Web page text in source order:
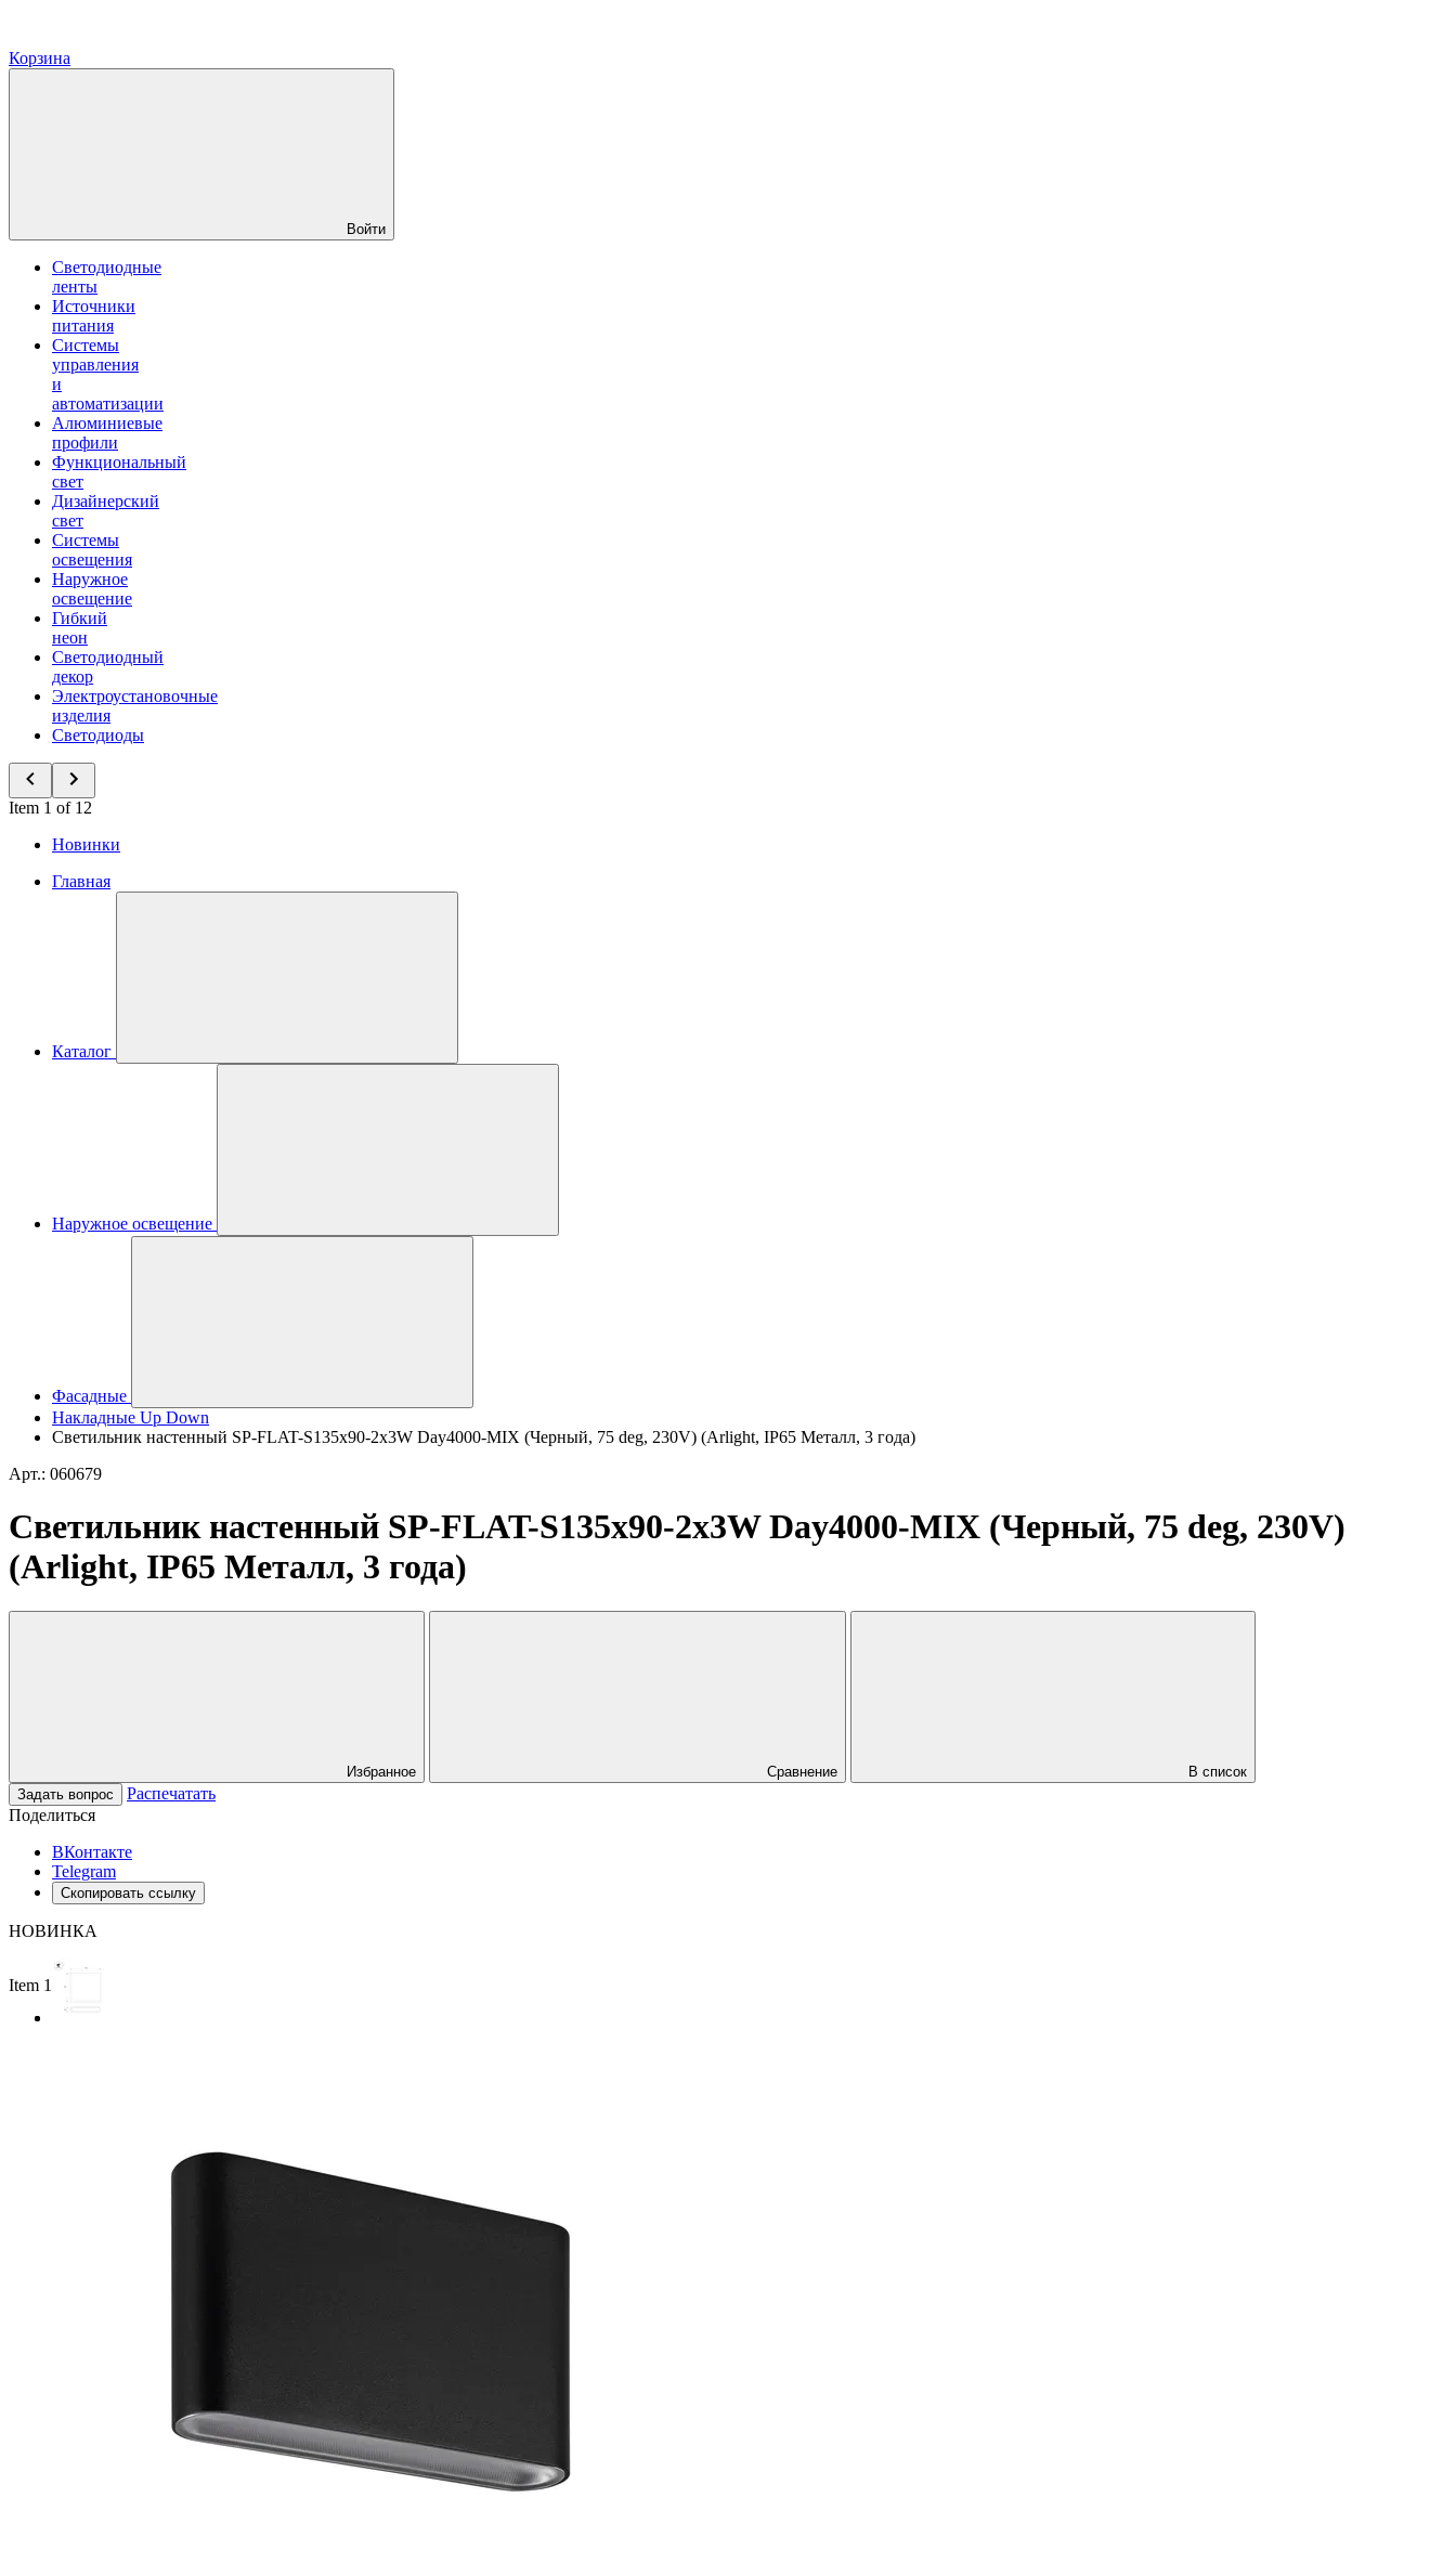
Корзина
Войти
Светодиодные
ленты
Источники
питания
Системы
управления
и
автоматизации
Алюминиевые
профили
Функциональный
свет
Дизайнерский
свет
Системы
освещения
Наружное
освещение
Гибкий
неон
Светодиодный
декор
Электроустановочные
изделия
Светодиоды
Item 1 of 12
Новинки
Главная
Каталог
Наружное освещение
Фасадные
Накладные Up Down
Светильник настенный SP-FLAT-S135x90-2x3W Day4000-MIX (Черный, 75 deg, 230V) (Arlight, IP65 Металл, 3 года)
Арт.: 060679
Светильник настенный SP-FLAT-S135x90-2x3W Day4000-MIX (Черный, 75 deg, 230V)
(Arlight, IP65 Металл, 3 года)
Избранное Сравнение
В список
Задать вопрос
Распечатать
Поделиться
ВКонтакте
Telegram
Скопировать ссылку
НОВИНКА
Item 1 of 2